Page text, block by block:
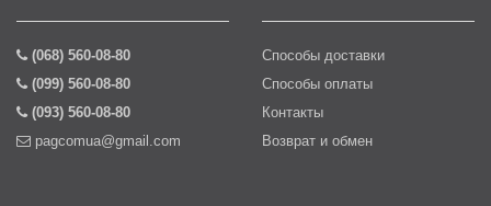
(068) 560-08-80
(099) 560-08-80
(093) 560-08-80
pagcomua@gmail.com
Способы доставки
Способы оплаты
Контакты
Возврат и обмен